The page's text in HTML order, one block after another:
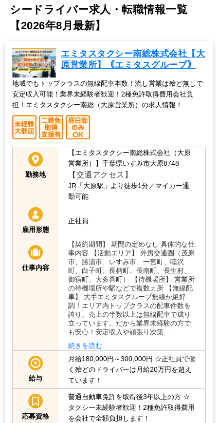
シードライバー求人・転職情報一覧
【2026年8月最新】
エミタスタクシー南総株式会社【大
原営業所】｟エミタスグループ｠
地域でもトップクラスの無線配車本数！流し営業は殆ど無しで
安定収入可能！業界未経験者歓迎！2種免許取得費用会社負
担！エミタスタクシー南総（大原営業所）の求人情報！
勤務地
【エミタスタクシー南総株式会社（大原
営業所）】 千葉県いすみ市大原8748
【交通アクセス】
JR「大原駅」より徒歩1分／マイカー通
勤可能
雇用形態
正社員
仕事内容
【契約期間】 期間の定めなし 具体的な仕
事内容 【活動エリア】 外房交通圏（茂原
市、勝浦市、いすみ市、一宮町、睦沢
町、白子町、長柄町、長南町、長生村、
御宿町、大多喜町） 【待機場所】 営業所
の待機場所や駅などで複数ヵ所 【無線配
車】 大手エミタスグループ無線が絶好
調！エリア内トップクラスの配車件数を
誇り、売上の半数以上は無線配車で成り
立っています。だから業界未経験の方で
も安心！安定収入や頑張り次第…
続きを読む
給与
月給180,000円～300,000円 ☆正社員で働
く殆どのドライバーは月給20万円を超え
ています！
応募資格
普通自動車免許を取得後3年以上の方 ☆
タクシー未経験者歓迎！2種免許取得費用
を会社で全額負担します！